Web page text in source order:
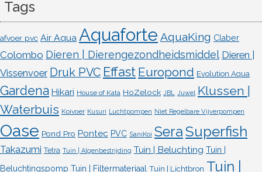
Tags
afvoer pvc Air Aqua Aquaforte AquaKing Claber
Colombo Dieren | Dierengezondheidsmiddel Dieren |
Vissenvoer Druk PVC Effast Europond Evolution Aqua
Gardena Hikari House of Kata HoZelock JBL Juwel Klussen |
Waterbuis Koivoer Kusuri Luchtpompen Niet Regelbare Vijverpompen
Oase Pond Pro Pontec PVC SaniKoi SeraSuperfish
Takazumi Tetra Tuin | Algenbestrijding Tuin | Beluchting Tuin |
Beluchtingspomp Tuin | Filtermateriaal Tuin | Lichtbron Tuin |